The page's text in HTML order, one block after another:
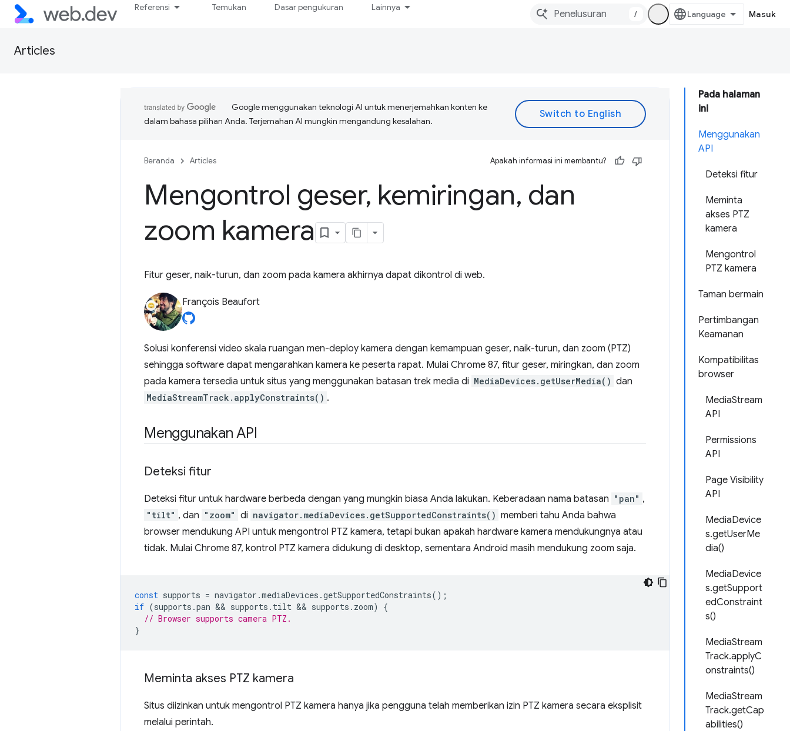
Referensi Temukan Dasar pengukuran Lainnya
/ Masuk
Articles
Pada halaman
ini
Menggunakan
API
Deteksi fitur
Meminta
akses PTZ
kamera
Mengontrol
PTZ kamera
Taman bermain
Pertimbangan
Keamanan
Kompatibilitas
browser
MediaStream
API
Permissions
API
Page Visibility
API
MediaDevice
s.getUserMe
dia()
MediaDevice
s.getSupport
edConstraint
s()
MediaStream
Track.applyC
onstraints()
MediaStream
Track.getCap
abilities()
Google menggunakan teknologi AI untuk menerjemahkan konten ke
dalam bahasa pilihan Anda. Terjemahan AI mungkin mengandung kesalahan.
Beranda Articles Apakah informasi ini membantu?
Mengontrol geser, kemiringan, dan
zoom kamera
Fitur geser, naik-turun, dan zoom pada kamera akhirnya dapat dikontrol di web.
François Beaufort
Solusi konferensi video skala ruangan men-deploy kamera dengan kemampuan geser, naik-turun, dan zoom (PTZ)
sehingga software dapat mengarahkan kamera ke peserta rapat. Mulai Chrome 87, fitur geser, miringkan, dan zoom
pada kamera tersedia untuk situs yang menggunakan batasan trek media di MediaDevices.getUserMedia() dan
MediaStreamTrack.applyConstraints() .
Menggunakan API
Deteksi fitur
Deteksi fitur untuk hardware berbeda dengan yang mungkin biasa Anda lakukan. Keberadaan nama batasan "pan" ,
"tilt" , dan "zoom" di navigator.mediaDevices.getSupportedConstraints() memberi tahu Anda bahwa
browser mendukung API untuk mengontrol PTZ kamera, tetapi bukan apakah hardware kamera mendukungnya atau
tidak. Mulai Chrome 87, kontrol PTZ kamera didukung di desktop, sementara Android masih mendukung zoom saja.
const supports = navigator .mediaDevices .getSupportedConstraints();
if (supports .pan && supports . tilt && supports . zoom)
{
// Browser supports camera PTZ.
}
Meminta akses PTZ kamera
Situs diizinkan untuk mengontrol PTZ kamera hanya jika pengguna telah memberikan izin PTZ kamera secara eksplisit
melalui perintah.